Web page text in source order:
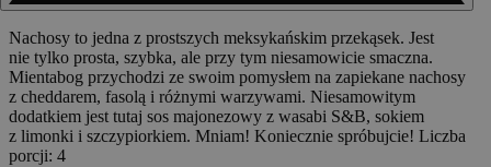
Nachosy to jedna z prostszych meksykańskim przekąsek. Jest
nie tylko prosta, szybka, ale przy tym niesamowicie smaczna.
Mientabog przychodzi ze swoim pomysłem na zapiekane nachosy
z cheddarem, fasolą i różnymi warzywami. Niesamowitym
dodatkiem jest tutaj sos majonezowy z wasabi S&B, sokiem
z limonki i szczypiorkiem. Mniam! Koniecznie spróbujcie! Liczba
porcji: 4